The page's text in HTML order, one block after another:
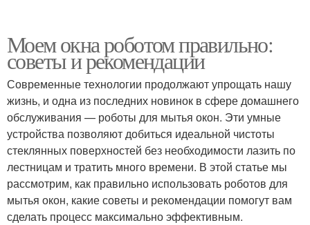
Моем окна роботом правильно:
советы и рекомендации
Современные технологии продолжают упрощать нашу
жизнь, и одна из последних новинок в сфере домашнего
обслуживания — роботы для мытья окон. Эти умные
устройства позволяют добиться идеальной чистоты
стеклянных поверхностей без необходимости лазить по
лестницам и тратить много времени. В этой статье мы
рассмотрим, как правильно использовать роботов для
мытья окон, какие советы и рекомендации помогут вам
сделать процесс максимально эффективным.